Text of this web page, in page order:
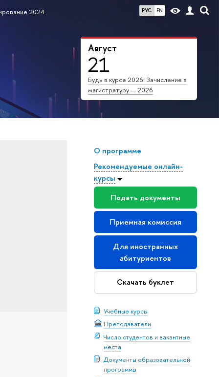
РУС EN
2024
Август
21
Будь в курсе 2026: Зачисление в
магистратуру — 2026
О программе
Рекомендуемые онлайн-
курсы
Подать документы
Приемная комиссия
Для иностранных
абитуриентов
Скачать буклет
Учебные курсы
Преподаватели
Число студентов и вакантные
места
Документы образовательной
программы